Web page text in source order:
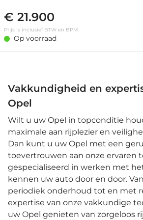
Cruise control • LED koplampen • Parkeersensor
achter
€ 21.900
Prijs is inclusief BTW en BPM.
Op voorraad
Vakkundigheid en
Opel
Wilt u uw Opel in topconditie
maximale aan rijplezier en
Dan kunt u uw Opel met een
toevertrouwen aan onze ervaren
gespecialiseerd in werken met
kennen uw auto door en door.
periodiek onderhoud tot en met
expertise van onze vakkundige
uw Opel genieten van zorgeloos